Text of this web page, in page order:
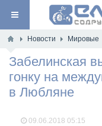
Новости Мировые
Забелинская
гонку на
в Любляне
09.06.2018 05:15